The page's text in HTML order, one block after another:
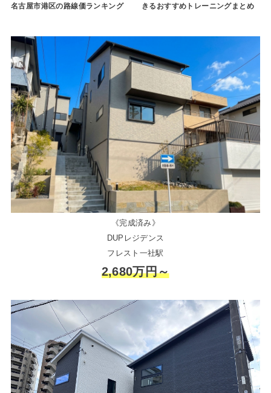
名古屋市港区の路線価ランキング
きるおすすめトレーニングまとめ
《完成済み》
DUPレジデンス
フレスト一社駅
2,680万円～